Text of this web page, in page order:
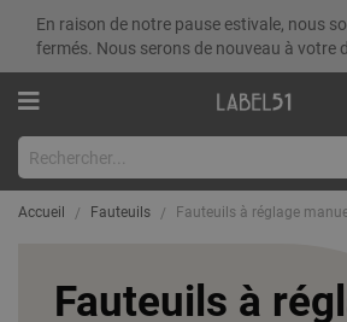
En raison de notre pause estivale, nous
fermés. Nous serons de nouveau à
Accueil Fauteuils Fauteuils à réglage
Fauteuils à